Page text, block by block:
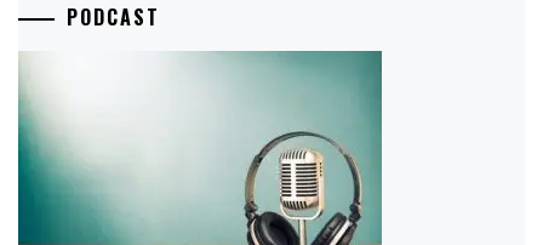
PODCAST